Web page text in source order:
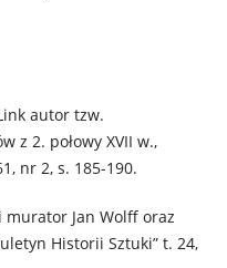
autor tzw.
z 2. połowy XVII w.,
nr 2, s. 185-190.
murator Jan Wolff oraz
Historii Sztuki” t. 24,